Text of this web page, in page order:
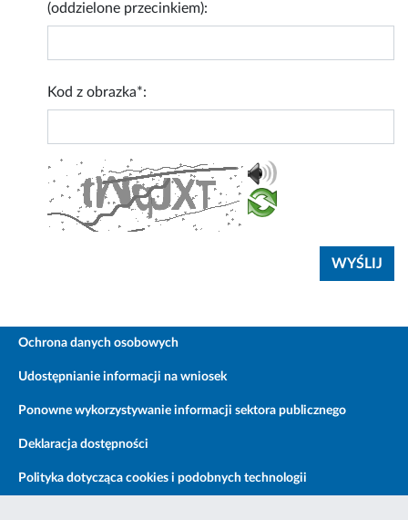
(oddzielone przecinkiem):
Kod z obrazka*:
Ochrona danych osobowych
Udostępnianie informacji na wniosek
Ponowne wykorzystywanie informacji sektora publicznego
Deklaracja dostępności
Polityka dotycząca cookies i podobnych technologii